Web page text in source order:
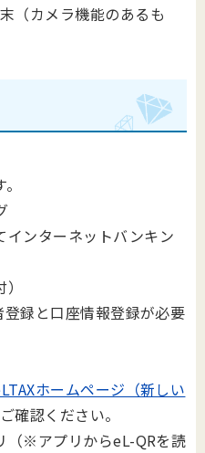
（カメラ機能のあるも
ンターネットバンキン
録と口座情報登録が必要
ホームページ（新しい
確認ください。
（※アプリからeL-QRを読